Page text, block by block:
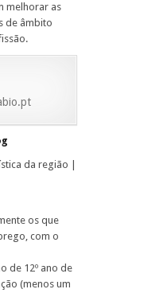
melhorar as
de âmbito
da região |
os que
com o
de 12º ano de
(menos um